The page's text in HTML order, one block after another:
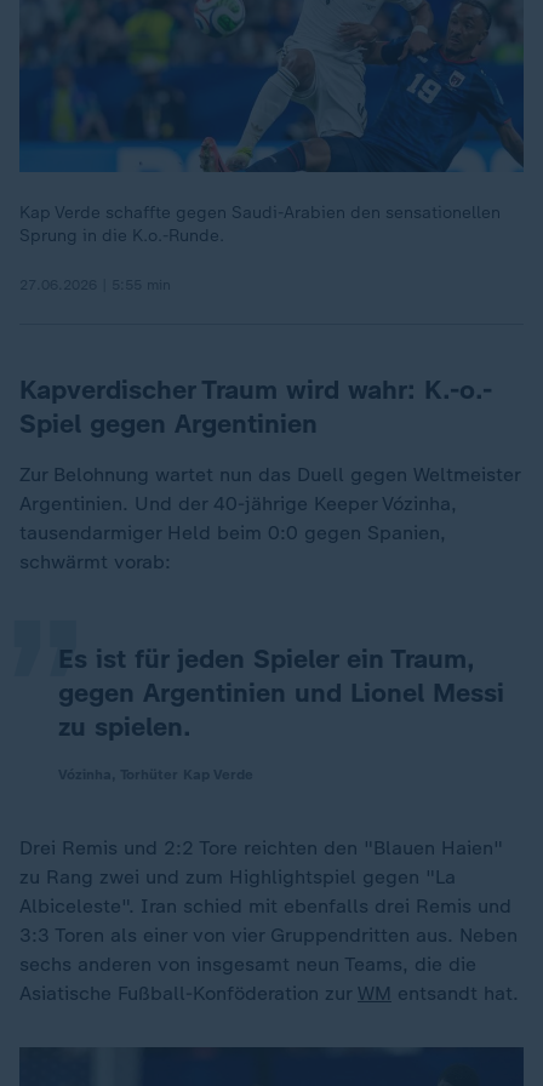
Kap Verde schaffte gegen Saudi-Arabien den sensationellen
Sprung in die K.o.-Runde.
Kapverdischer Traum wird wahr: K.-o.-
Spiel gegen Argentinien
Zur Belohnung wartet nun das Duell gegen Weltmeister
Argentinien. Und der 40-jährige Keeper Vózinha,
tausendarmiger Held beim 0:0 gegen Spanien,
schwärmt vorab:
Es ist für jeden Spieler ein Traum,
gegen Argentinien und Lionel Messi
zu spielen.
„
Drei Remis und 2:2 Tore reichten den "Blauen Haien"
zu Rang zwei und zum Highlightspiel gegen "La
Albiceleste". Iran schied mit ebenfalls drei Remis und
3:3 Toren als einer von vier Gruppendritten aus. Neben
sechs anderen von insgesamt neun Teams, die die
Asiatische Fußball-Konföderation zur WM entsandt hat.